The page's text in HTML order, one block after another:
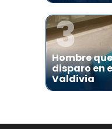
3
Hombre
disparo en
Valdivia